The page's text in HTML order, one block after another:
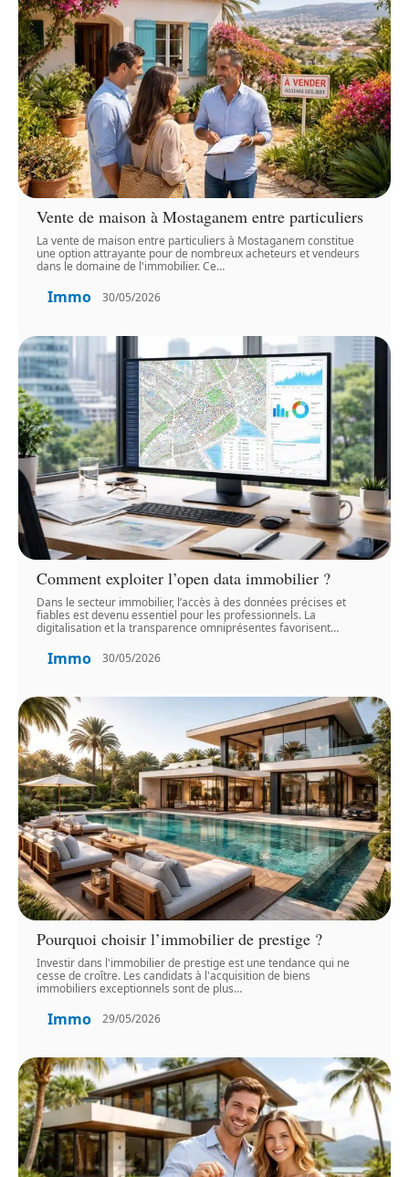
Vente de maison à Mostaganem entre particuliers
La vente de maison entre particuliers à Mostaganem constitue
une option attrayante pour de nombreux acheteurs et vendeurs
dans le domaine de l'immobilier. Ce…
Immo 30/05/2026
Comment exploiter l’open data immobilier ?
Dans le secteur immobilier, l’accès à des données précises et
fiables est devenu essentiel pour les professionnels. La
digitalisation et la transparence omniprésentes favorisent…
Immo 30/05/2026
Pourquoi choisir l’immobilier de prestige ?
Investir dans l'immobilier de prestige est une tendance qui ne
cesse de croître. Les candidats à l'acquisition de biens
immobiliers exceptionnels sont de plus…
Immo 29/05/2026